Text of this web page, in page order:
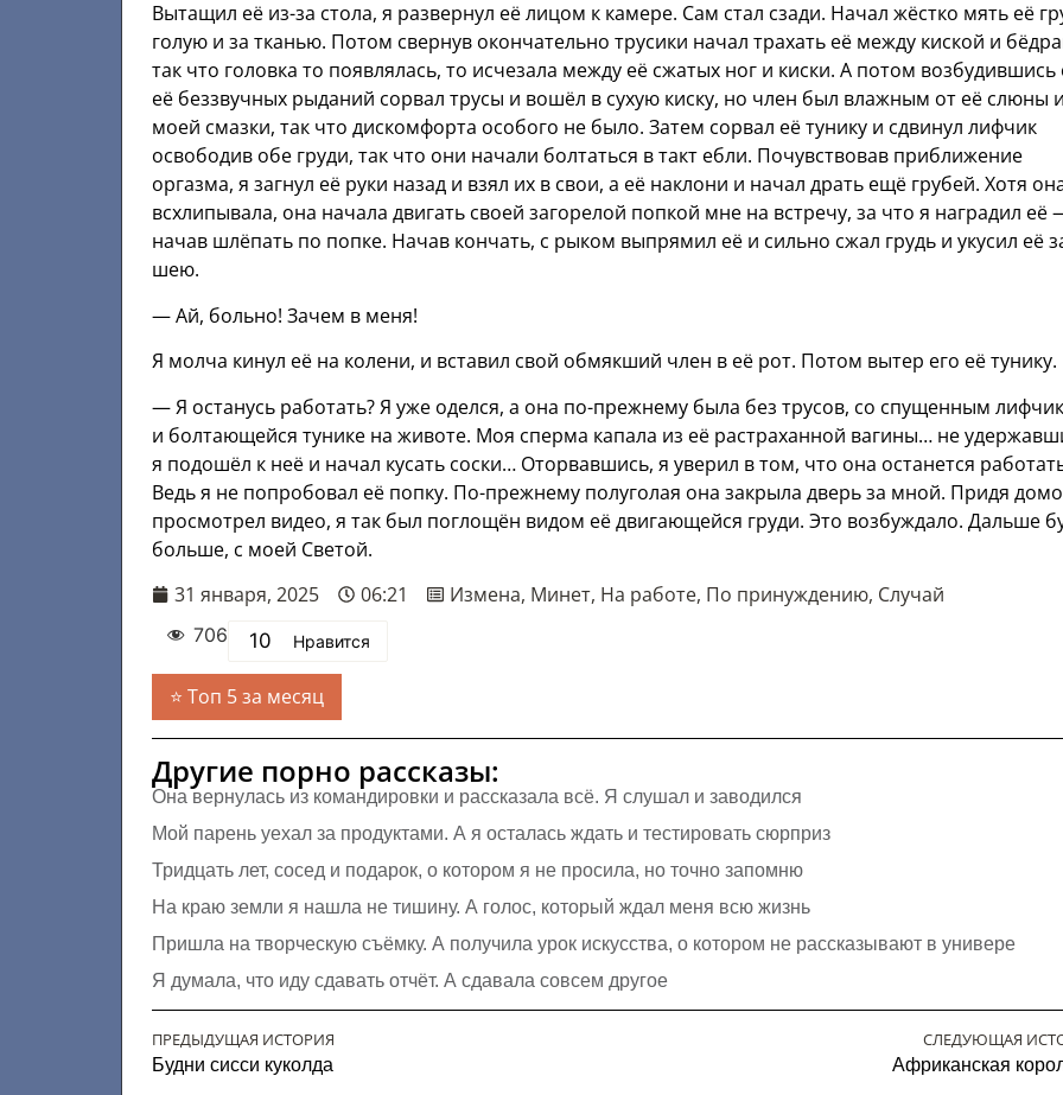
Вытащил её из-за стола, я развернул её лицом к камере. Сам стал сзади. Начал жёстко мять её
голую и за тканью. Потом свернув окончательно трусики начал трахать её между киской и
так что головка то появлялась, то исчезала между её сжатых ног и киски. А потом возбудившись
её беззвучных рыданий сорвал трусы и вошёл в сухую киску, но член был влажным от её слюны и
моей смазки, так что дискомфорта особого не было. Затем сорвал её тунику и сдвинул лифчик
освободив обе груди, так что они начали болтаться в такт ебли. Почувствовав приближение
оргазма, я загнул её руки назад и взял их в свои, а её наклони и начал драть ещё грубей. Хотя
всхлипывала, она начала двигать своей загорелой попкой мне на встречу, за что я наградил её
начав шлёпать по попке. Начав кончать, с рыком выпрямил её и сильно сжал грудь и укусил её
шею.
— Ай, больно! Зачем в меня!
Я молча кинул её на колени, и вставил свой обмякший член в её рот. Потом вытер его её тунику.
— Я останусь работать? Я уже оделся, а она по-прежнему была без трусов, со спущенным
и болтающейся тунике на животе. Моя сперма капала из её растраханной вагины… не
я подошёл к неё и начал кусать соски… Оторвавшись, я уверил в том, что она останется
Ведь я не попробовал её попку. По-прежнему полуголая она закрыла дверь за мной. Придя
просмотрел видео, я так был поглощён видом её двигающейся груди. Это возбуждало. Дальше
больше, с моей Светой.
31 января, 2025
06:21 Измена, Минет, На работе, По принуждению, Случай
706 10 Нравится
Топ 5 за месяц
Другие порно рассказы:
Она вернулась из командировки и рассказала всё. Я слушал и заводился
Мой парень уехал за продуктами. А я осталась ждать и тестировать сюрприз
Тридцать лет, сосед и подарок, о котором я не просила, но точно запомню
На краю земли я нашла не тишину. А голос, который ждал меня всю жизнь
Пришла на творческую съёмку. А получила урок искусства, о котором не рассказывают в универе
Я думала, что иду сдавать отчёт. А сдавала совсем другое
ПРЕДЫДУЩАЯ ИСТОРИЯ
Будни сисси куколда
СЛЕДУЮЩАЯ
Африканская